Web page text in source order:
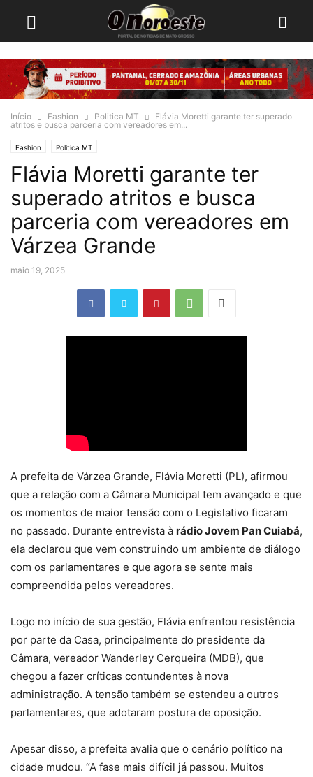
Início Fashion Politica MT
Flávia Moretti garante ter superado
atritos e busca parceria com vereadores em...
Fashion Politica MT
Flávia Moretti garante ter
superado atritos e busca
parceria com vereadores em
Várzea Grande
maio 19, 2025
A prefeita de Várzea Grande, Flávia Moretti (PL), afirmou
que a relação com a Câmara Municipal tem avançado e que
os momentos de maior tensão com o Legislativo ficaram
no passado. Durante entrevista à rádio Jovem Pan Cuiabá,
ela declarou que vem construindo um ambiente de diálogo
com os parlamentares e que agora se sente mais
compreendida pelos vereadores.
Logo no início de sua gestão, Flávia enfrentou resistência
por parte da Casa, principalmente do presidente da
Câmara, vereador Wanderley Cerqueira (MDB), que
chegou a fazer críticas contundentes à nova
administração. A tensão também se estendeu a outros
parlamentares, que adotaram postura de oposição.
Apesar disso, a prefeita avalia que o cenário político na
cidade mudou. “A fase mais difícil já passou. Muitos